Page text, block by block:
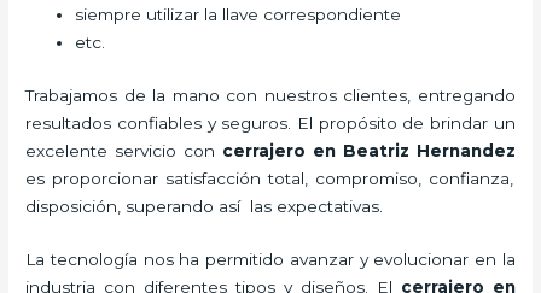
siempre utilizar la llave correspondiente
etc.
Trabajamos de la mano con nuestros clientes, entregando
resultados confiables y seguros. El propósito de brindar un
excelente servicio con cerrajero en Beatriz Hernandez
es proporcionar satisfacción total, compromiso, confianza,
disposición, superando así las expectativas.
La tecnología nos ha permitido avanzar y evolucionar en la
industria con diferentes tipos y diseños. El cerrajero en